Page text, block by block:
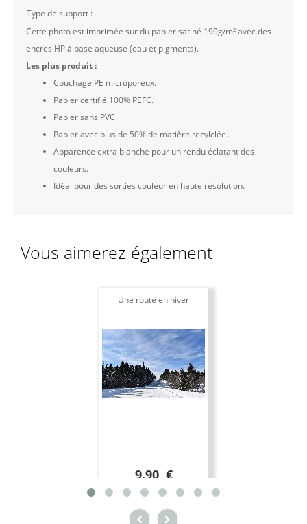
Type de support :
Cette photo est imprimée sur du papier satiné 190g/m² avec des
encres HP à base aqueuse (eau et pigments).
Les plus produit :
Couchage PE microporeux.
Papier certifié 100% PEFC.
Papier sans PVC.
Papier avec plus de 50% de matière recylclée.
Apparence extra blanche pour un rendu éclatant des
couleurs.
Idéal pour des sorties couleur en haute résolution.
Vous aimerez également
Une route en hiver
9.90 €